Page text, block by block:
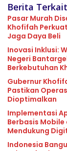
Berita Terkait
Pasar Murah
Khofifah
Jaga Daya Beli
Inovasi Inklusi:
Negeri
Berkebutuhan
Gubernur
Pastikan
Dioptimalkan
Implementasi
Berbasis Mobile
Mendukung
Indonesia